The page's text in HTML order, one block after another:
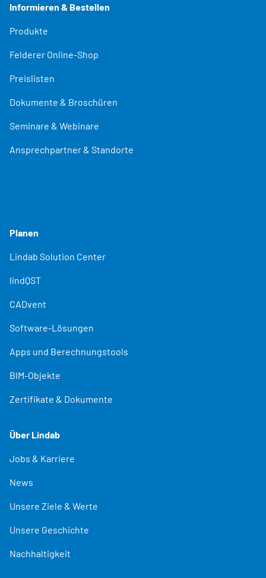
Informieren & Bestellen
Produkte
Felderer Online-Shop
Preislisten
Dokumente & Broschüren
Seminare & Webinare
Ansprechpartner & Standorte
Planen
Lindab Solution Center
lindQST
CADvent
Software-Lösungen
Apps und Berechnungstools
BIM-Objekte
Zertifikate & Dokumente
Über Lindab
Jobs & Karriere
News
Unsere Ziele & Werte
Unsere Geschichte
Nachhaltigkeit